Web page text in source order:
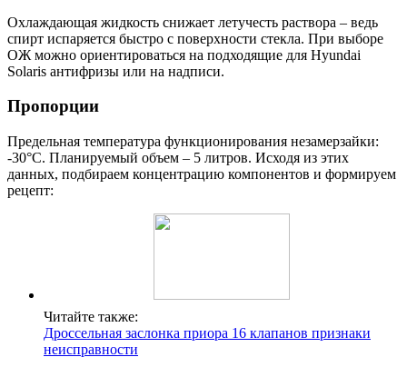
Охлаждающая жидкость снижает летучесть раствора – ведь
спирт испаряется быстро с поверхности стекла. При выборе
ОЖ можно ориентироваться на подходящие для Hyundai
Solaris антифризы или на надписи.
Пропорции
Предельная температура функционирования незамерзайки:
-30°C. Планируемый объем – 5 литров. Исходя из этих
данных, подбираем концентрацию компонентов и формируем
рецепт:
Читайте также:
Дроссельная заслонка приора 16 клапанов признаки
неисправности